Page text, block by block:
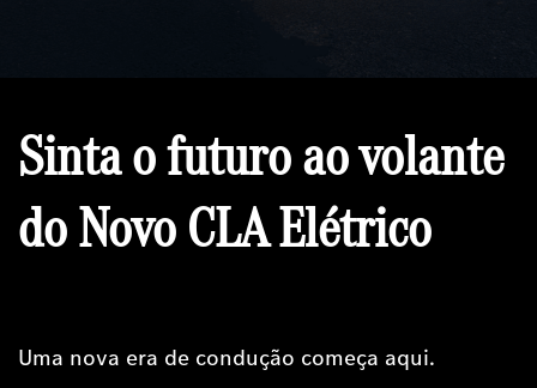
Sinta o futuro ao volante
do Novo CLA Elétrico
Uma nova era de condução começa aqui.